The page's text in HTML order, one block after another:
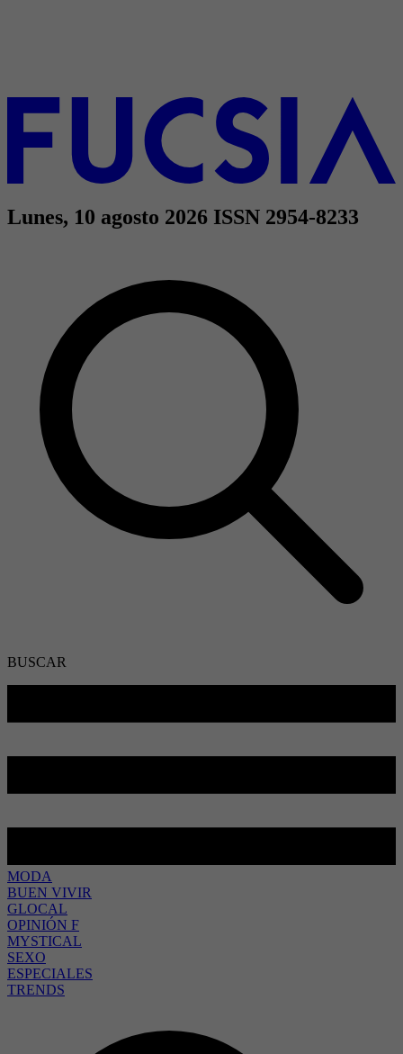
Lunes, 10 agosto 2026 ISSN 2954-8233
BUSCAR
MODA
BUEN VIVIR
GLOCAL
OPINIÓN F
MYSTICAL
SEXO
ESPECIALES
TRENDS